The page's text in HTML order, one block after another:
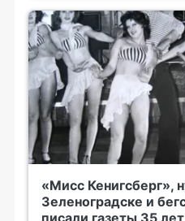
«Мисс Кенигсберг»,
Зеленоградске и
писали газеты 35